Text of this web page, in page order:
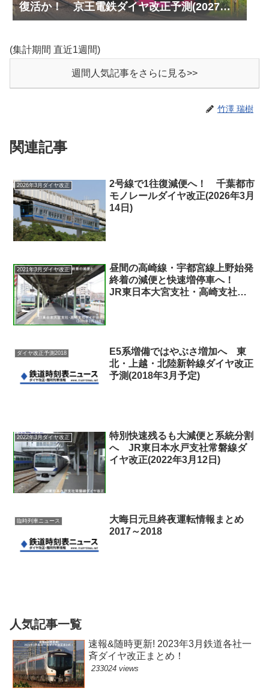
復活か！ 京王電鉄ダイヤ改正予測(2027年
以降予定)
(集計期間 直近1週間)
週間人気記事をさらに見る>>
竹澤 瑞樹
関連記事
2026年3月ダイヤ改正
2号線で1往復減便へ！ 千葉都市
モノレールダイヤ改正(2026年3月
14日)
2021年3月ダイヤ改正
昼間の高崎線・宇都宮線上野始発
終着の減便と快速増停車へ！
JR東日本大宮支社・高崎支社ダ
ダイヤ改正予測2018
E5系増備ではやぶさ増加へ 東
北・上越・北陸新幹線ダイヤ改正
予測(2018年3月予定)
2022年3月ダイヤ改正
特別快速残るも大減便と系統分割
へ JR東日本水戸支社常磐線ダ
イヤ改正(2022年3月12日)
臨時列車ニュース
大晦日元旦終夜運転情報まとめ
2017～2018
人気記事一覧
速報&随時更新! 2023年3月鉄道各社一
斉ダイヤ改正まとめ！
233024 views